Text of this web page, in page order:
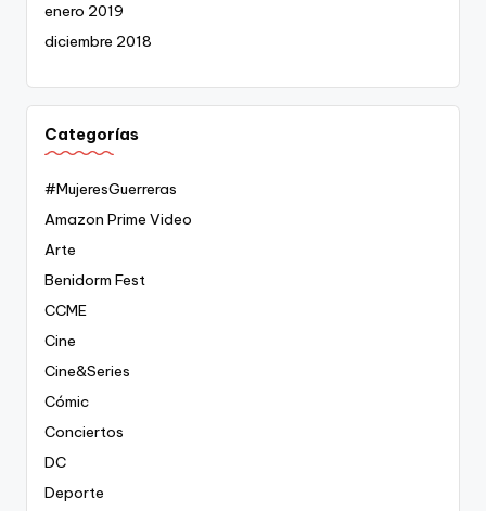
enero 2019
diciembre 2018
Categorías
#MujeresGuerreras
Amazon Prime Video
Arte
Benidorm Fest
CCME
Cine
Cine&Series
Cómic
Conciertos
DC
Deporte